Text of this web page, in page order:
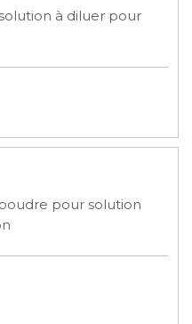
à diluer pour
pour solution